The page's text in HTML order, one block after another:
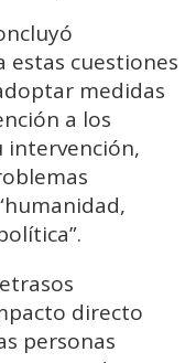
estas cuestiones
medidas
a los
intervención,
directo
personas